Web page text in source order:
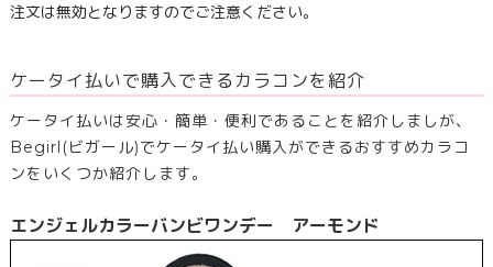
注文は無効となりますのでご注意ください。
ケータイ払いで購入できるカラコンを紹介
ケータイ払いは安心・簡単・便利であることを紹介しましが、
Begirl(ビガール)でケータイ払い購入ができるおすすめカラコ
ンをいくつか紹介します。
エンジェルカラーバンビワンデー アーモンド